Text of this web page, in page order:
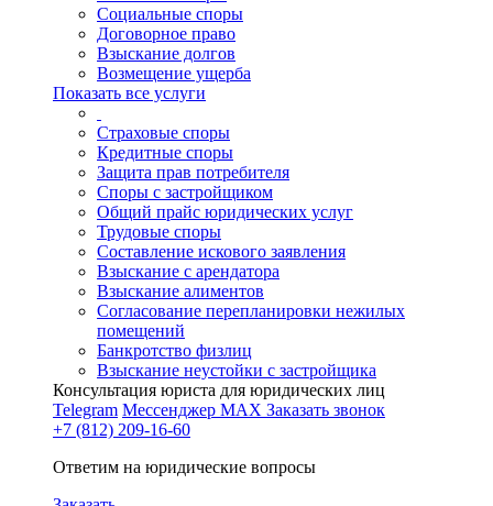
Социальные споры
Договорное право
Взыскание долгов
Возмещение ущерба
Показать все услуги
Страховые споры
Кредитные споры
Защита прав потребителя
Споры с застройщиком
Общий прайс юридических услуг
Трудовые споры
Составление искового заявления
Взыскание с арендатора
Взыскание алиментов
Cогласование перепланировки нежилых
помещений
Банкротство физлиц
Взыскание неустойки с застройщика
Консультация юриста для юридических лиц
Telegram Мессенджер MAX Заказать звонок
+7 (812) 209-16-60
Ответим на юридические вопросы